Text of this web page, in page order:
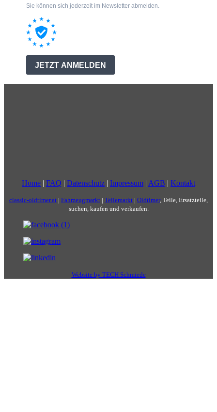
Home | FAQ | Datenschutz | Impressum | AGB | Kontakt
classic-oldtimer.at | Fahrzeugmarkt | Teilemarkt | Oldtimer, Teile, Ersatzteile,
suchen, kaufen und verkaufen.
Website by TECH Schmiede